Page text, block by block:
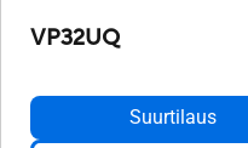
VP32UQ
Suurtilaus